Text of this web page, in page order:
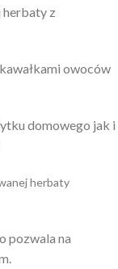
herbaty z
owoców
domowego jak i
herbaty
pozwala na